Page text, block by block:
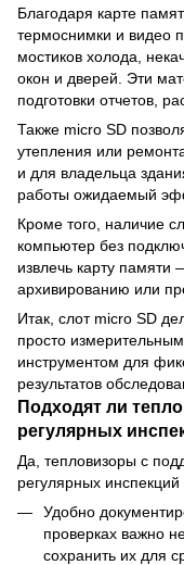
Благодаря карте
термоснимки и видео
мостиков холода,
окон и дверей. Эти
подготовки отчетов,
Также micro SD
утепления или
и для владельца
работы ожидаемый
Кроме того, наличие
компьютер без
извлечь карту памяти
архивированию или
Итак, слот micro SD
просто
инструментом для
результатов
Подходят ли
регулярных
Да, тепловизоры с
регулярных
Удобно
проверках важно
сохранить их для